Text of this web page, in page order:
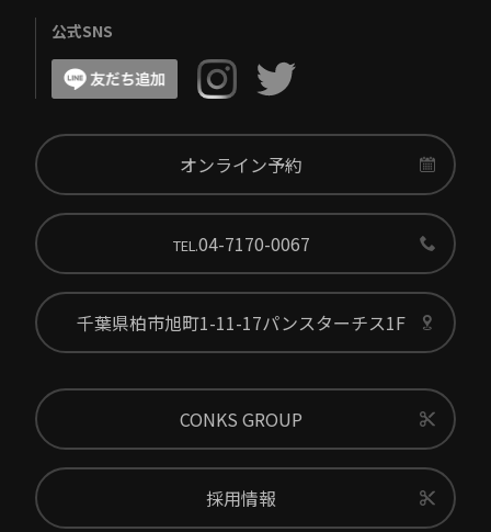
公式SNS
オンライン予約
TEL.04-7170-0067
千葉県柏市旭町1-11-17パンスターチス1F
CONKS GROUP
採用情報